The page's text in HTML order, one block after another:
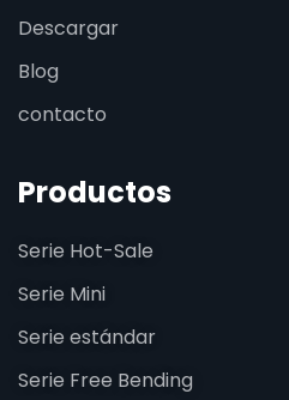
Descargar
Blog
contacto
Productos
Serie Hot-Sale
Serie Mini
Serie estándar
Serie Free Bending